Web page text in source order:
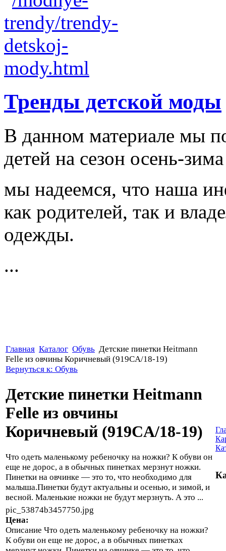
Тренды детской моды
В данном материале мы
детей на сезон осень-
мы надеемся, что наша
как родителей, так и
одежды.
...
Главная Каталог Обувь Детские пинетки Heitmann
Felle из овчины Коричневый (919CA/18-19)
Вернуться к: Обувь
Детские пинетки Heitmann
Felle из овчины
Коричневый (919CA/18-19)
Что одеть маленькому ребеночку на ножки? К обуви он
еще не дорос, а в обычных пинетках мерзнут ножки.
Пинетки на овчинке — это то, что необходимо для
малыша.Пинетки будут актуальны и осенью, и зимой, и
весной. Маленькие ножки не будут мерзнуть. А это ...
pic_53874b3457750.jpg
Цена:
Описание Что одеть маленькому ребеночку на ножки?
К обуви он еще не дорос, а в обычных пинетках